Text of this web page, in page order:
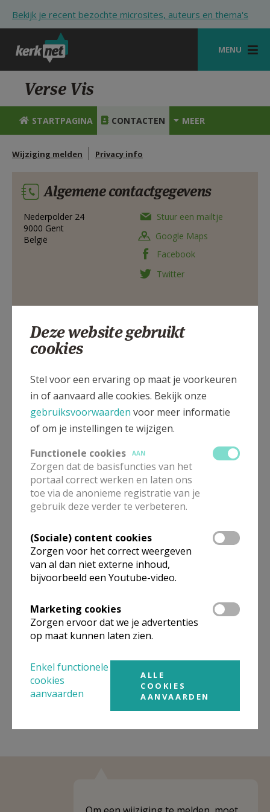
Bekijk je recent bezochte microsites, auteurs en thema's
MENU
STARTPAGINA
KERK
VIERINGEN
SHOP
ZOEKEN
HULP
STARTPAGINA PORTAAL
AANMELDEN OF REGISTREREN
Verse Vis
STARTPAGINA CONTACTEN MEER
Wijziging melden Privacy info
Algemene contactgegevens
Nederpolder 24
9000 Gent
België
Stuur een mailtje
Google Maps
Facebook
Twitter
Nederpolder 24, 9000 Gent
Organisatiestructuur
gegevens van andere organisaties op het boven-,
onderliggende of gelijke niveau.
Weergeven
Jongerenpastoraal Vlaanderen - IJD
Deze website gebruikt
cookies
Stel voor een ervaring op maat je voorkeuren
in of aanvaard alle cookies. Bekijk onze
gebruiksvoorwaarden voor meer informatie
of om je instellingen te wijzigen.
Functionele cookies
AAN
Zorgen dat de basisfuncties van het
portaal correct werken en laten ons
toe via de anonieme registratie van je
gebruik deze verder te verbeteren.
(Sociale) content cookies
Zorgen voor het correct weergeven
van al dan niet externe inhoud,
bijvoorbeeld een Youtube-video.
Marketing cookies
Zorgen ervoor dat we je advertenties
op maat kunnen laten zien.
Enkel functionele
cookies
aanvaarden
ALLE
COOKIES
AANVAARDEN